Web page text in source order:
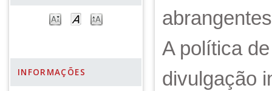
INFORMAÇÕES
A política
divulgação